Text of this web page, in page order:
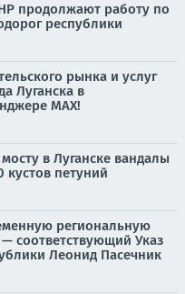
продолжают работу по
республики
рынка и услуг
Луганска в
MАХ!
в Луганске вандалы
петуний
региональную
соответствующий Указ
Леонид Пасечник